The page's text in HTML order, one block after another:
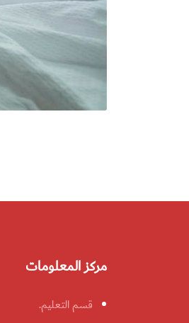
مركز المعلومات
قسم التعليم.